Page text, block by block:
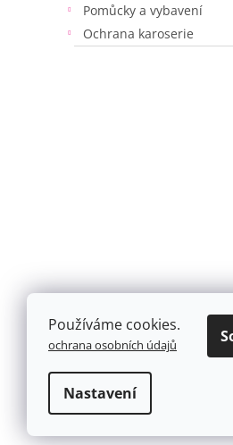
Používáme cookies.
ochrana osobních údajů
Nastavení
Pomůcky a vybavení
Ochrana karoserie